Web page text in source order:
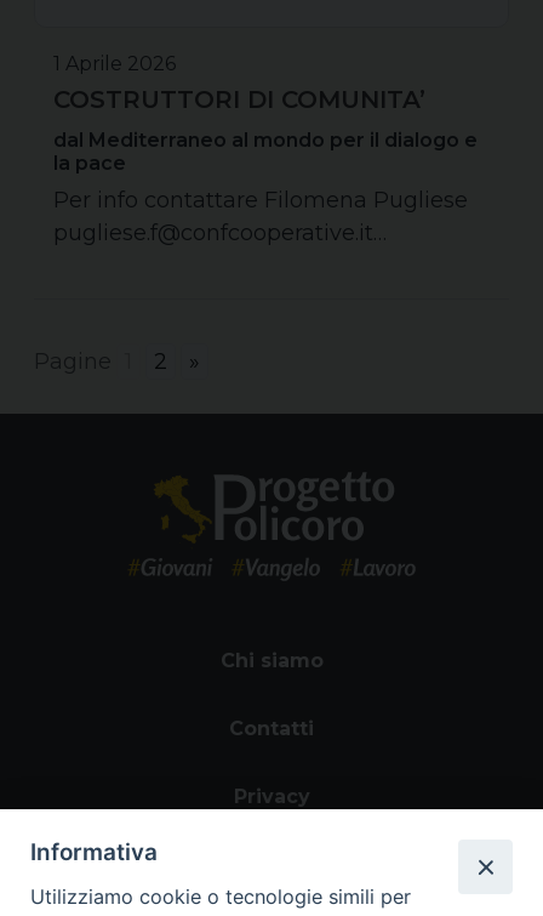
1 Aprile 2026
COSTRUTTORI DI COMUNITA’
dal Mediterraneo al mondo per il dialogo e
la pace
Per info contattare Filomena Pugliese
pugliese.f@confcooperative.it…
Pagine 2 »
Chi siamo
Contatti
Privacy
Informativa
Utilizziamo cookie o tecnologie simili per